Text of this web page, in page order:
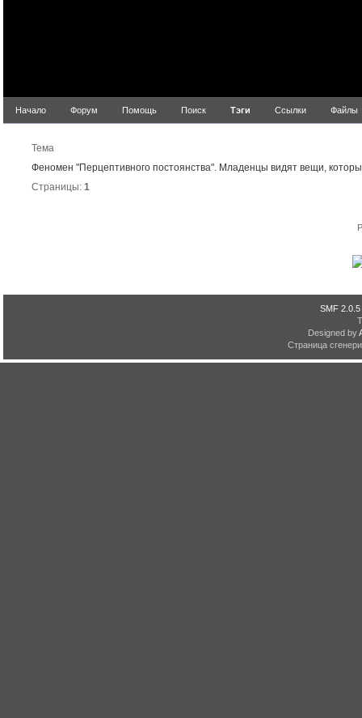
Начало Форум Помощь Поиск Тэги Ссылки Файлы
Тема
Феномен "Перцептивного постоянства". Младенцы видят вещи,
Страницы: 1
SMF 2.0.5
Designed by
Страница